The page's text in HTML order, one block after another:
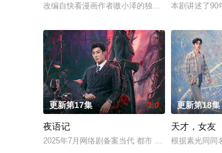
改编自快看漫画作者嗷小泽的独家连载漫画《吾凰
本剧讲述了90
更新第17集 1.0
夜语记
2025年7月网络剧备案当代 都市 海南越酷文化传媒
更新第18集
天才，女友
根据素光同同